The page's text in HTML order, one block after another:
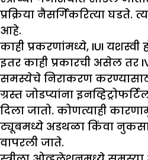
प्रक्रिया नैसर्गिकरित्या घडते.
आहे.
काही प्रकरणांमध्ये, IUI यशस्वी
इतर काही प्रकारची असेल तर
समस्येचे निराकरण
ग्रस्त जोडप्यांना
दिला जातो. कोणत्याही
ट्यूबमध्ये अडथळा किंवा
वापरली जाते.